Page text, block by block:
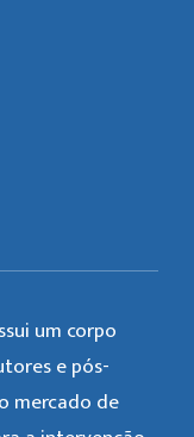
um corpo
e pós-
mercado de